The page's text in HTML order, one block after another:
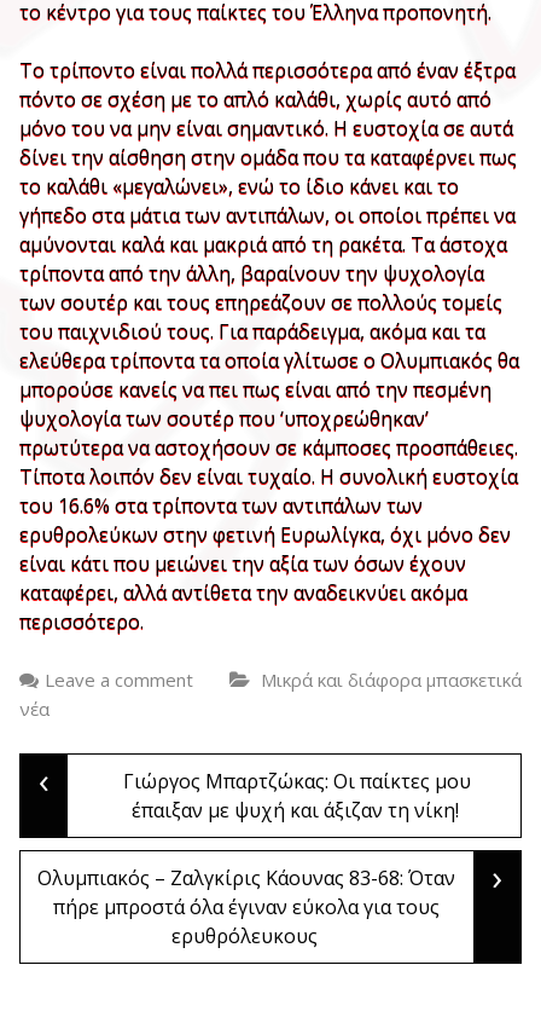
το κέντρο για τους παίκτες του Έλληνα προπονητή.
Το τρίποντο είναι πολλά περισσότερα από έναν έξτρα
πόντο σε σχέση με το απλό καλάθι, χωρίς αυτό από
μόνο του να μην είναι σημαντικό. Η ευστοχία σε αυτά
δίνει την αίσθηση στην ομάδα που τα καταφέρνει πως
το καλάθι «μεγαλώνει», ενώ το ίδιο κάνει και το
γήπεδο στα μάτια των αντιπάλων, οι οποίοι πρέπει να
αμύνονται καλά και μακριά από τη ρακέτα. Τα άστοχα
τρίποντα από την άλλη, βαραίνουν την ψυχολογία
των σουτέρ και τους επηρεάζουν σε πολλούς τομείς
του παιχνιδιού τους. Για παράδειγμα, ακόμα και τα
ελεύθερα τρίποντα τα οποία γλίτωσε ο Ολυμπιακός θα
μπορούσε κανείς να πει πως είναι από την πεσμένη
ψυχολογία των σουτέρ που ‘υποχρεώθηκαν’
πρωτύτερα να αστοχήσουν σε κάμποσες προσπάθειες.
Τίποτα λοιπόν δεν είναι τυχαίο. Η συνολική ευστοχία
του 16.6% στα τρίποντα των αντιπάλων των
ερυθρολεύκων στην φετινή Ευρωλίγκα, όχι μόνο δεν
είναι κάτι που μειώνει την αξία των όσων έχουν
καταφέρει, αλλά αντίθετα την αναδεικνύει ακόμα
περισσότερο.
Leave a comment
Μικρά και διάφορα μπασκετικά
νέα
Post
navigation
‹
Γιώργος Μπαρτζώκας: Οι παίκτες μου
έπαιξαν με ψυχή και άξιζαν τη νίκη!
Ολυμπιακός – Ζαλγκίρις Κάουνας 83-68: Όταν
πήρε μπροστά όλα έγιναν εύκολα για τους
ερυθρόλευκους
›